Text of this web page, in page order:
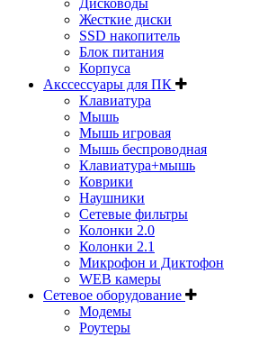
Жесткие диски
SSD накопитель
Блок питания
Корпуса
Акссессуары для ПК
Клавиатура
Мышь
Мышь игровая
Мышь беспроводная
Клавиатура+мышь
Коврики
Наушники
Сетевые фильтры
Колонки 2.0
Колонки 2.1
Микрофон и Диктофон
WEB камеры
Сетевое оборудование
Модемы
Роутеры